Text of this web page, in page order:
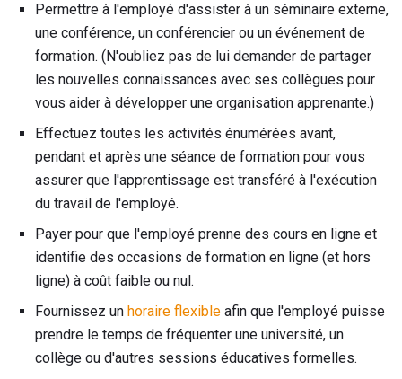
Permettre à l'employé d'assister à un séminaire externe,
une conférence, un conférencier ou un événement de
formation. (N'oubliez pas de lui demander de partager
les nouvelles connaissances avec ses collègues pour
vous aider à développer une organisation apprenante.)
Effectuez toutes les activités énumérées avant,
pendant et après une séance de formation pour vous
assurer que l'apprentissage est transféré à l'exécution
du travail de l'employé.
Payer pour que l'employé prenne des cours en ligne et
identifie des occasions de formation en ligne (et hors
ligne) à coût faible ou nul.
Fournissez un horaire flexible afin que l'employé puisse
prendre le temps de fréquenter une université, un
collège ou d'autres sessions éducatives formelles.